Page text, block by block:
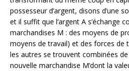
possesseur d’argent, disons d’une
et il suffit que l’argent A s’échange
marchandises M : des moyens de
moyens de travail) et des forces de
les autres se trouvent combinées
nouvelle marchandise M’dont la